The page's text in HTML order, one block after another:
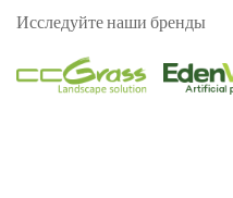
Исследуйте наши бренды